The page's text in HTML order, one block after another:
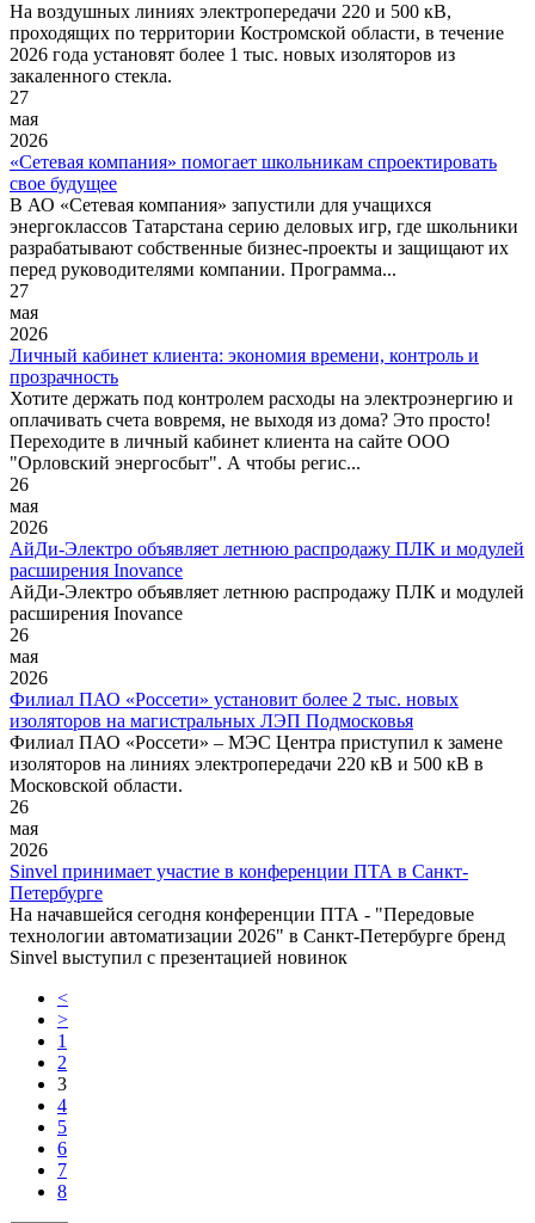
На воздушных линиях электропередачи 220 и 500 кВ,
проходящих по территории Костромской области, в течение
2026 года установят более 1 тыс. новых изоляторов из
закаленного стекла.
27
мая
2026
«Сетевая компания» помогает школьникам спроектировать
свое будущее
В АО «Сетевая компания» запустили для учащихся
энергоклассов Татарстана серию деловых игр, где школьники
разрабатывают собственные бизнес-проекты и защищают их
перед руководителями компании. Программа...
27
мая
2026
Личный кабинет клиента: экономия времени, контроль и
прозрачность
Хотите держать под контролем расходы на электроэнергию и
оплачивать счета вовремя, не выходя из дома? Это просто!
Переходите в личный кабинет клиента на сайте ООО
"Орловский энергосбыт". А чтобы регис...
26
мая
2026
АйДи-Электро объявляет летнюю распродажу ПЛК и модулей
расширения Inovance
АйДи-Электро объявляет летнюю распродажу ПЛК и модулей
расширения Inovance
26
мая
2026
Филиал ПАО «Россети» установит более 2 тыс. новых
изоляторов на магистральных ЛЭП Подмосковья
Филиал ПАО «Россети» – МЭС Центра приступил к замене
изоляторов на линиях электропередачи 220 кВ и 500 кВ в
Московской области.
26
мая
2026
Sinvel принимает участие в конференции ПТА в Санкт-
Петербурге
На начавшейся сегодня конференции ПТА - "Передовые
технологии автоматизации 2026" в Санкт-Петербурге бренд
Sinvel выступил с презентацией новинок
<
>
1
2
3
4
5
6
7
8